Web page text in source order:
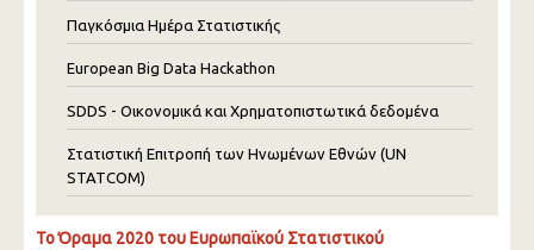
Παγκόσμια Ημέρα Στατιστικής
European Big Data Hackathon
SDDS - Οικονομικά και Χρηματοπιστωτικά δεδομένα
Στατιστική Επιτροπή των Ηνωμένων Εθνών (UN
STATCOM)
Το Όραμα 2020 του Ευρωπαϊκού Στατιστικού